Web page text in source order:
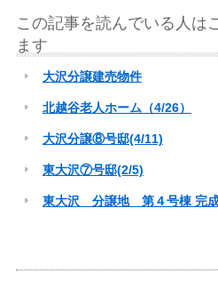
この記事を読んでいる人は
ます
大沢分譲建売物件
北越谷老人ホーム（4/26）
大沢分譲⑧号邸(4/11)
東大沢⑦号邸(2/5)
東大沢 分譲地 第４号棟 完